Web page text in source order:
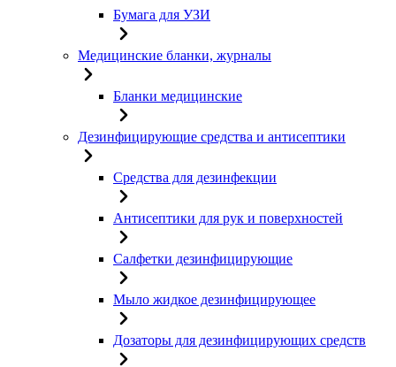
Бумага для УЗИ
Медицинские бланки, журналы
Бланки медицинские
Дезинфицирующие средства и антисептики
Средства для дезинфекции
Антисептики для рук и поверхностей
Салфетки дезинфицирующие
Мыло жидкое дезинфицирующее
Дозаторы для дезинфицирующих средств